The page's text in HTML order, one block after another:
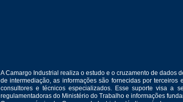
A Camargo Industrial realiza o estudo e o cruzamento de
de intermediação, as informações são fornecidas por
consultores e técnicos especializados. Esse suporte visa a
regulamentadoras do Ministério do Trabalho e informações